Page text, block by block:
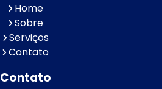
Home
Sobre
Serviços
Contato
Contato